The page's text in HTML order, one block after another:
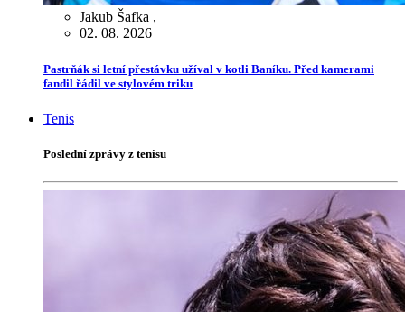
Jakub Šafka ,
02. 08. 2026
Pastrňák si letní přestávku užíval v kotli Baníku. Před kamerami
fandil řádil ve stylovém triku
Tenis
Poslední zprávy z tenisu